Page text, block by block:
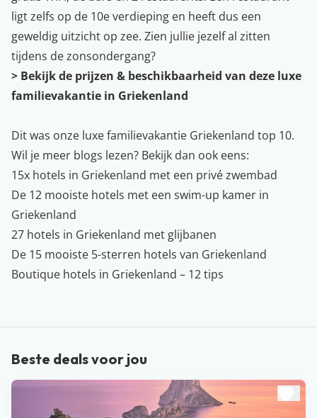
ligt zelfs op de 10e verdieping en heeft dus een
geweldig uitzicht op zee. Zien jullie jezelf al zitten
tijdens de zonsondergang?
> Bekijk de prijzen & beschikbaarheid van deze luxe
familievakantie in Griekenland
Dit was onze luxe familievakantie Griekenland top 10.
Wil je meer blogs lezen? Bekijk dan ook eens:
15x hotels in Griekenland met een privé zwembad
De 12 mooiste hotels met een swim-up kamer in
Griekenland
27 hotels in Griekenland met glijbanen
De 15 mooiste 5-sterren hotels van Griekenland
Boutique hotels in Griekenland – 12 tips
Beste deals voor jou